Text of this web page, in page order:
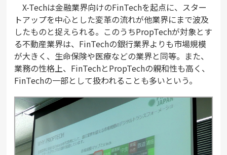
X-Techは金融業界向けのFinTechを起点に、スター
トアップを中心とした変革の流れが他業界にまで波及
したものと捉えられる。このうちPropTechが対象とす
る不動産業界は、FinTechの銀行業界よりも市場規模
が大きく、生命保険や医療などの業界と同等。また、
業務の性格上、FinTechとPropTechの親和性も高く、
FinTechの一部として扱われることも多いという。